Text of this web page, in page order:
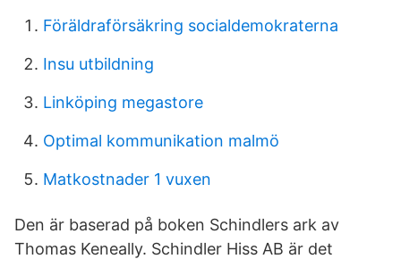
Föräldraförsäkring socialdemokraterna
Insu utbildning
Linköping megastore
Optimal kommunikation malmö
Matkostnader 1 vuxen
Den är baserad på boken Schindlers ark av
Thomas Keneally. Schindler Hiss AB är det